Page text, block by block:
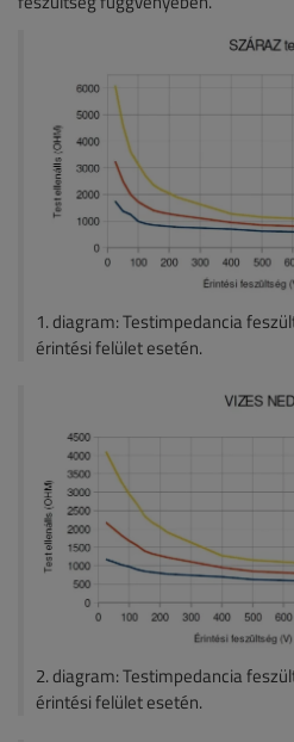
1. diagram: Testimpedancia
érintési felület esetén.
2. diagram: Testimpedancia
érintési felület esetén.